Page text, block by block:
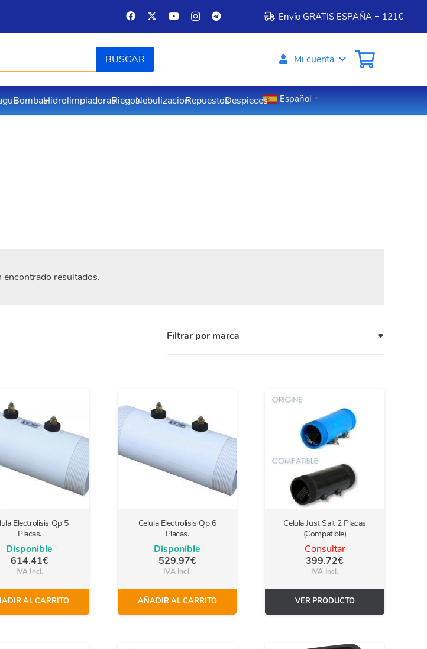
Envío GRATIS ESPAÑA + 121€
BUSCAR Mi cuenta
BombasHidrolimpiadorasRiegosNebulizacionRepuestosDespieces Español ▼
encontrado resultados.
Filtrar por marca
Electrolisis Qp 5
Placas.
Disponible
614.41€
IVA Incl.
AL CARRITO
Celula Electrolisis Qp 6
Placas.
Disponible
529.97€
IVA Incl.
AÑADIR AL CARRITO
Celula Just Salt 2 Placas
(Compatible)
Consultar
399.72€
IVA Incl.
VER PRODUCTO